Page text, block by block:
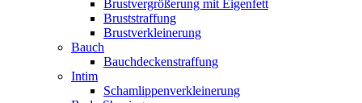
Brustvergrößerung mit Eigenfett
Bruststraffung
Brustverkleinerung
Bauch
Bauchdeckenstraffung
Intim
Schamlippenverkleinerung